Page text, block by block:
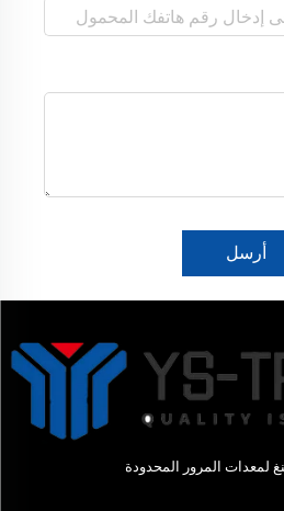
أرسل
لمعدات المرور المحدودة